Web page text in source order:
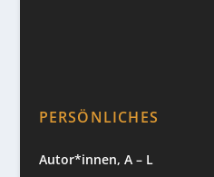
PERSÖNLICHES
Autor*innen, A – L